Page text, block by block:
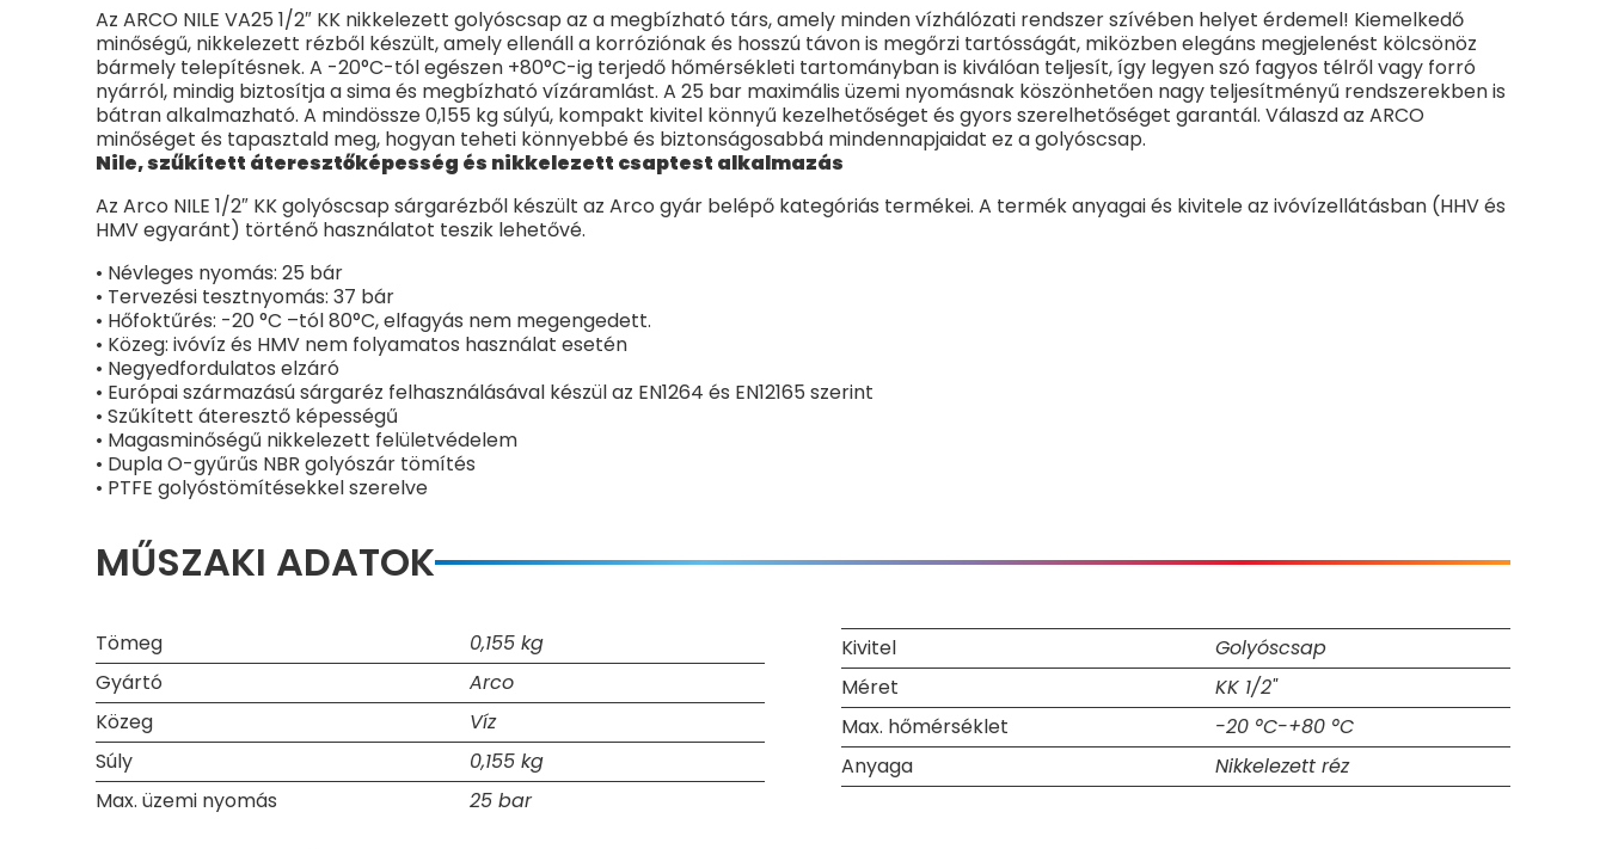
Az ARCO NILE VA25 1/2″ KK nikkelezett golyóscsap az a megbízható társ, amely minden vízhálózati rendszer szívében helyet érdemel! Kiemelkedő
minőségű, nikkelezett rézből készült, amely ellenáll a korróziónak és hosszú távon is megőrzi tartósságát, miközben elegáns megjelenést kölcsönöz
bármely telepítésnek. A -20°C-tól egészen +80°C-ig terjedő hőmérsékleti tartományban is kiválóan teljesít, így legyen szó fagyos télről vagy forró
nyárról, mindig biztosítja a sima és megbízható vízáramlást. A 25 bar maximális üzemi nyomásnak köszönhetően nagy teljesítményű rendszerekben is
bátran alkalmazható. A mindössze 0,155 kg súlyú, kompakt kivitel könnyű kezelhetőséget és gyors szerelhetőséget garantál. Válaszd az ARCO
minőséget és tapasztald meg, hogyan teheti könnyebbé és biztonságosabbá mindennapjaidat ez a golyóscsap.
Nile, szűkített áteresztőképesség és nikkelezett csaptest alkalmazás
Az Arco NILE 1/2″ KK golyóscsap sárgarézből készült az Arco gyár belépő kategóriás termékei. A termék anyagai és kivitele az ivóvízellátásban (HHV és
HMV egyaránt) történő használatot teszik lehetővé.
• Névleges nyomás: 25 bár
• Tervezési tesztnyomás: 37 bár
• Hőfoktűrés: -20 °C –tól 80°C, elfagyás nem megengedett.
• Közeg: ivóvíz és HMV nem folyamatos használat esetén
• Negyedfordulatos elzáró
• Európai származású sárgaréz felhasználásával készül az EN1264 és EN12165 szerint
• Szűkített áteresztő képességű
• Magasminőségű nikkelezett felületvédelem
• Dupla O-gyűrűs NBR golyószár tömítés
• PTFE golyóstömítésekkel szerelve
MŰSZAKI ADATOK
Tömeg
0,155 kg
Gyártó
Arco
Közeg
Víz
Súly
0,155 kg
Max. üzemi nyomás
25 bar
Kivitel
Golyóscsap
Méret
KK 1/2"
Max. hőmérséklet
-20 °C-+80 °C
Anyaga
Nikkelezett réz